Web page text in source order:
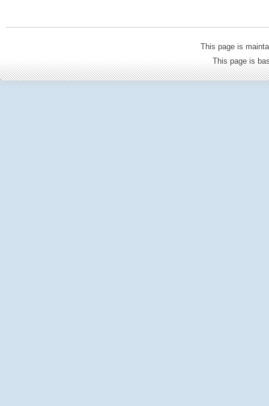
This page is
This page is